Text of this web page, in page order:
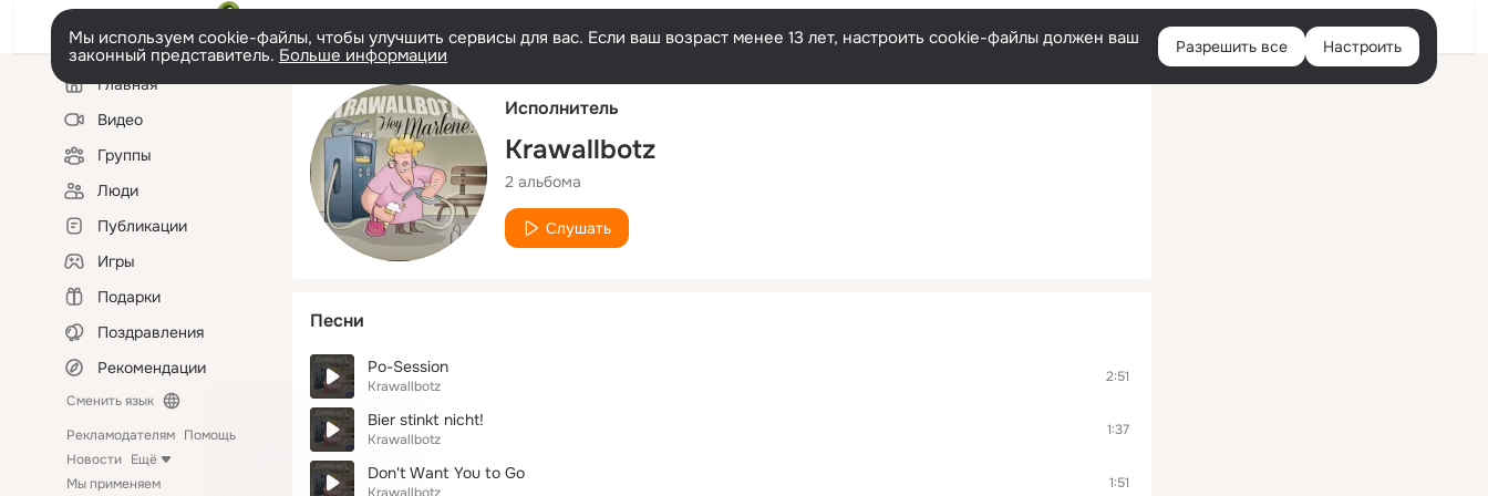
Русский Войти
Мы используем cookie-файлы, чтобы улучшить сервисы для вас. Если ваш возраст менее 13 лет, настроить cookie-файлы должен ваш
законный представитель. Больше информации Разрешить все Настроить
Левая
колонкаГлавная
Видео
Группы
Люди
Публикации
Игры
Подарки
Поздравления
Рекомендации
Сменить язык
Рекламодателям Помощь
Новости Ещё
Мы применяем
Исполнитель
Krawallbotz
2 альбома
Слушать
Песни
Po-Session
Krawallbotz
2:51
Bier stinkt nicht!
Krawallbotz
1:37
Don't Want You to Go 1:51